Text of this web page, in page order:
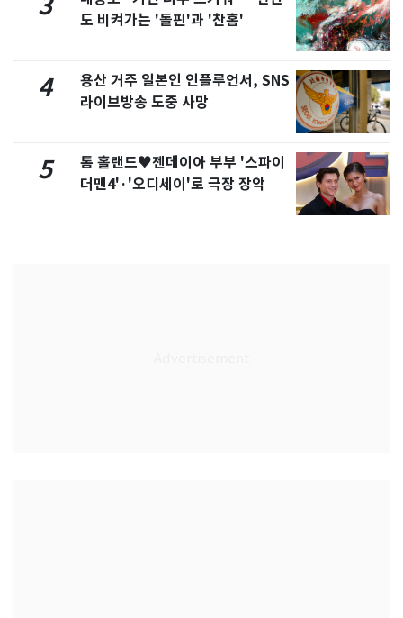
도 비켜가는 '돌핀'과 '찬홈'
4
용산 거주 일본인 인플루언서, SNS
라이브방송 도중 사망
5
톰 홀랜드♥젠데이아 부부 '스파이
더맨4'·'오디세이'로 극장 장악